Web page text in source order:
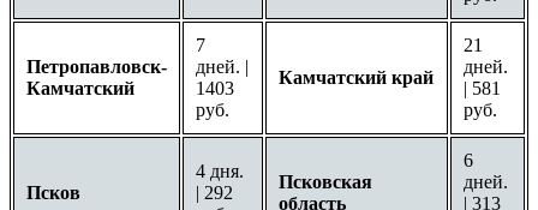
Петропавловск-
Камчатский
7
дней. |
1403
руб.
Камчатский край
21
дней.
| 581
руб.
Псков
4 дня.
| 292
Псковская
область
6
дней.
| 313